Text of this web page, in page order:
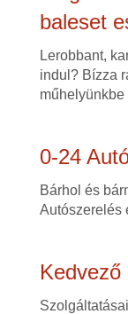
baleset
Lerobbant,
indul? Bízza
műhelyünkbe
0-24
Bárhol és
Autószerelés